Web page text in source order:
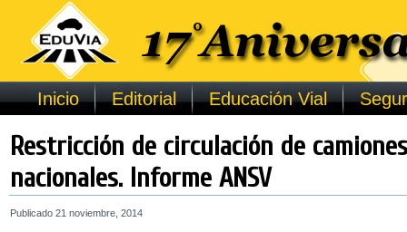
Inicio Editorial Educación Vial
Restricción de circulación de
nacionales. Informe ANSV
Publicado 21 noviembre, 2014